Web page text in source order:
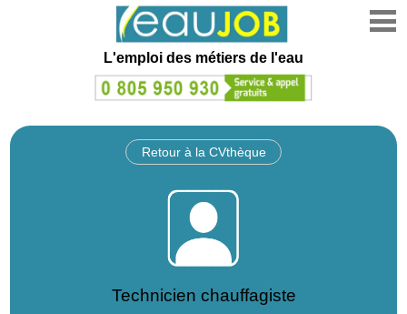
L'emploi des métiers de l'eau
Retour à la CVthèque
Technicien chauffagiste